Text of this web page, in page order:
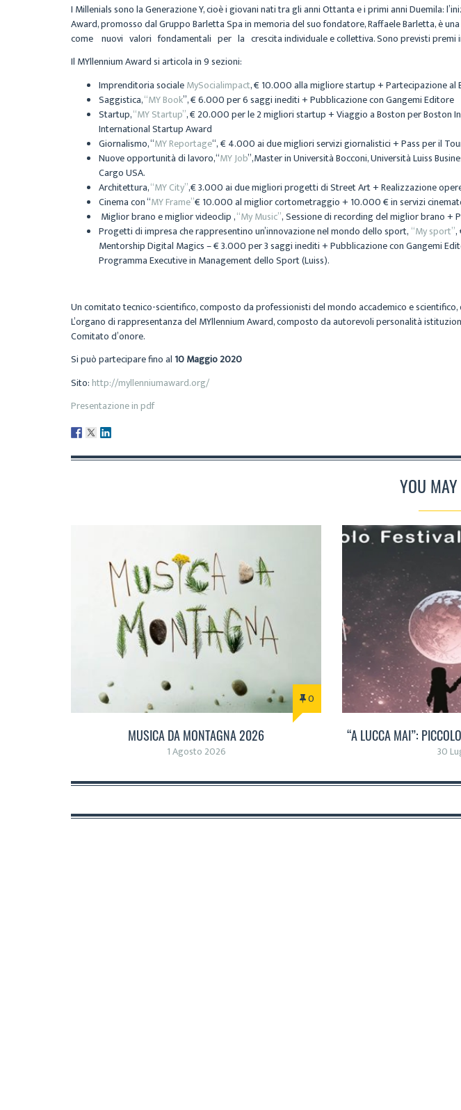
I Millenials sono la Generazione Y, cioè i giovani nati tra gli anni Ottanta e i primi anni Duemila:
Award, promosso dal Gruppo Barletta Spa in memoria del suo fondatore, Raffaele Barletta, è
come nuovi valori fondamentali per la crescita individuale e collettiva. Sono previsti premi
Il MYllennium Award si articola in 9 sezioni:
Imprenditoria socialeMySocialimpact,€ 10.000 alla migliore startup + Partecipazione al
Saggistica,“MY Book”,€ 6.000 per 6 saggi inediti + Pubblicazione con Gangemi Editore
Startup,“MY Startup”,€ 20.000 per le 2 migliori startup + Viaggio a Boston per Boston
International Startup Award
Giornalismo, “MY Reportage“,€ 4.000 ai due migliori servizi giornalistici + Pass per il
Nuove opportunità di lavoro,“MY Job”,Master in Università Bocconi, Università Luiss
Cargo USA.
Architettura,“MY City”,€ 3.000 ai due migliori progetti di Street Art + Realizzazione
Cinema con “MY Frame”€ 10.000 al miglior cortometraggio + 10.000 € in servizi
Miglior brano e miglior videoclip ,“My Music”,Sessione di recording del miglior brano +
Progetti di impresa che rappresentino un’innovazione nel mondo dello sport, “My sport”,
Mentorship Digital Magics – € 3.000 per 3 saggi inediti + Pubblicazione con Gangemi
Programma Executive in Management dello Sport (Luiss).
Un comitato tecnico-scientifico, composto da professionisti del mondo accademico e
L’organo di rappresentanza del MYllennium Award, composto da autorevoli personalità
Comitato d’onore.
Si può partecipare fino al 10 Maggio 2020
Sito:http://myllenniumaward.org/
Presentazione in pdf
YOU
0
MUSICA DA MONTAGNA 2026
1 Agosto 2026
“A LUCCA MAI”:
30